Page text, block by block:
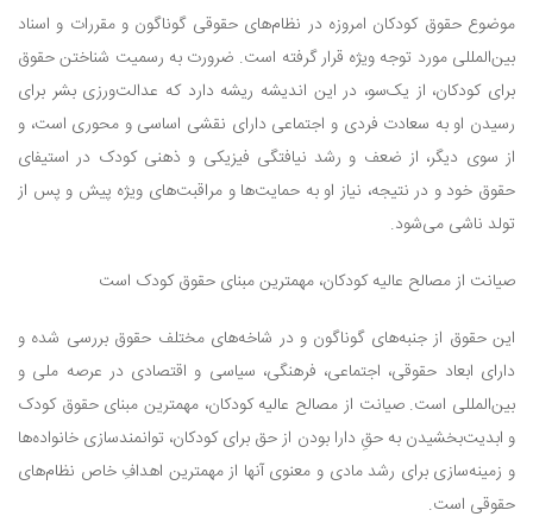
موضوع حقوق کودکان امروزه در نظام‌های حقوقی گوناگون و مقررات و اسناد
بین‌المللی مورد توجه ویژه قرار گرفته است. ضرورت به رسمیت شناختن حقوق
برای کودکان، از یک‌سو، در این اندیشه ریشه دارد که عدالت‌ورزی بشر برای
رسیدن او به سعادت فردی و اجتماعی دارای نقشی اساسی و محوری است، و
از سوی دیگر، از ضعف و رشد نیافتگی فیزیکی و ذهنی کودک در استیفای
حقوق خود و در نتیجه، نیاز او به حمایت‌ها و مراقبت‌های ویژه پیش و پس از
تولد ناشی می‌شود.
صیانت از مصالح عالیه کودکان، مهمترین مبنای حقوق کودک است
این حقوق از جنبه‌های گوناگون و در شاخه‌های مختلف حقوق بررسی شده و
دارای ابعاد حقوقی، اجتماعی، فرهنگی، سیاسی و اقتصادی در عرصه ملی و
بین‌المللی است. صیانت از مصالح عالیه کودکان، مهمترین مبنای حقوق کودک
و ابدیت‌بخشیدن به حقِ دارا بودن از حق برای کودکان، توانمندسازی خانواده‌ها
و زمینه‌سازی برای رشد مادی و معنوی آنها از مهمترین اهدافِ خاص نظام‌های
حقوقی است.